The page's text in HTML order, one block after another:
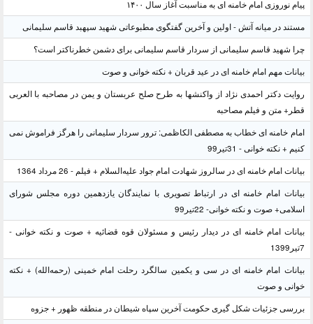
پیام نوروزی امام خامنه ای به مناسبت آغاز سال ۱۴۰۰
مستند در میانه آتش - اولین و آخرین گفتگوی مطبوعاتی شهید سپهبد قاسم سلیمانی
چرا شهید قاسم سلیمانی از سردار قاسم سلیمانی برای دشمن خطرناکتر است؟
بیانات مهم امام خامنه ای در عید قربان + نکته خوانی و صوت
روایت دکتر احمدی نژاد از واکنشها به طرح صلح عربستان و یمن در مصاحبه با العربی
قطر+ متن و فیلم مصاحبه
امام خامنه ای خطاب به مصطفی الکاظمی: ترور سردار سلیمانی را هرگز فراموش نمی
کنیم + نکته خوانی - 31تیر99
بیانات امام خامنه ای در سالروز شهادت امام جواد علیه‌السلام + فیلم - 26 مرداد 1364
بیانات امام خامنه ای در ارتباط تصویری با نمایندگان یازدهمین دوره مجلس شورای
اسلامی+ صوت و نکته خوانی- 22تیر99
بیانات امام خامنه ای در دیدار رئیس و مسئولان قوه قضائیه + صوت و نکته خوانی -
7تیر1399
بیانات امام خامنه ای در سی و یکمین سالگرد رحلت امام خمینی (رحمه‌الله) + نکته
خوانی و صوت
بررسی جزئیات شکل گیری حکومت آخرین سپاه شیطان در منطقه ظهور + جزوه